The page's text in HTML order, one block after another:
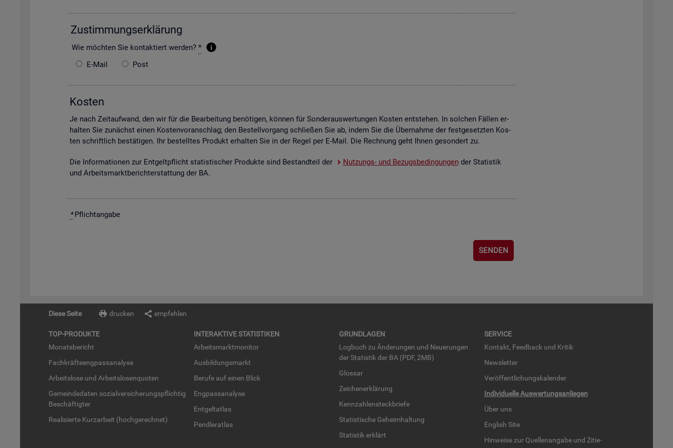
Zu­stim­mungs­er­klä­rung
Wie möch­ten Sie kon­tak­tiert wer­den? *
E-Mail
Post
Kos­ten
Je nach Zeit­auf­wand, den wir für die Be­ar­bei­tung be­nö­ti­gen, kön­nen für Son­der­aus­wer­tun­gen Kos­ten ent­ste­hen. In sol­chen Fäl­len er­
hal­ten Sie zu­nächst einen Kos­ten­vor­anschlag; den Be­stell­vor­gang schlie­ßen Sie ab, indem Sie die Über­nah­me der fest­ge­setz­ten Kos­
ten schrift­lich be­stä­ti­gen. Ihr be­stell­tes Pro­dukt er­hal­ten Sie in der Regel per E-Mail. Die Rech­nung geht Ihnen ge­son­dert zu.
Die In­for­ma­tio­nen zur Ent­gelt­pflicht sta­tis­ti­scher Pro­duk­te sind Be­stand­teil der Nut­zungs- und Be­zugs­be­din­gun­gender Sta­tis­tik
und Ar­beits­markt­be­richt­erstat­tung der BA.
*Pflicht­an­ga­be
Diese Seite drucken empfehlen
TOP-PRO­DUK­TE
Mo­nats­be­richt
Fach­kräf­te­eng­pass­ana­ly­se
Ar­beits­lo­se und Ar­beits­lo­sen­quo­ten
Ge­mein­de­da­ten so­zi­al­ver­si­che­rungs­pflich­tig
Be­schäf­tig­ter
Rea­li­sier­te Kurz­ar­beit (hoch­ge­rech­net)
IN­TER­AK­TI­VE STA­TIS­TI­KEN
Ar­beits­markt­mo­ni­tor
Aus­bil­dungs­markt
Be­ru­fe auf einen Blick
Eng­pass­ana­ly­se
Ent­gel­t­at­las
Pend­ler­at­las
GRUND­LA­GEN
Log­buch zu Än­de­run­gen und Neue­run­gen
der Sta­tis­tik der BA (PDF, 2MB)
Glos­sar
Zei­chen­er­klä­rung
Kenn­zah­len­steck­brie­fe
Sta­tis­ti­sche Ge­heim­hal­tung
Sta­tis­tik er­klärt
SER­VICE
Kon­takt, Feed­back und Kri­tik
News­let­ter
Ver­öf­fent­li­chungs­ka­len­der
In­di­vi­du­el­le Aus­wer­tungs­an­lie­gen
Über uns
English Site
Hin­wei­se zur Quel­len­an­ga­be und Zi­tie­